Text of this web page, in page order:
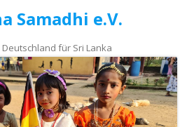
Samadhi e.V.
für Sri Lanka